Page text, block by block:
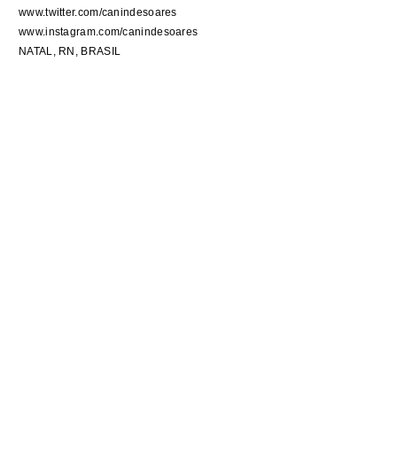
www.twitter.com/canindesoares
www.instagram.com/canindesoares
NATAL, RN, BRASIL